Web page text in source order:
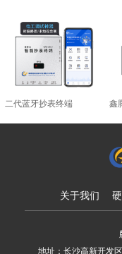
二代蓝牙抄表终端 鑫
关于我们
地址：长沙高新开发